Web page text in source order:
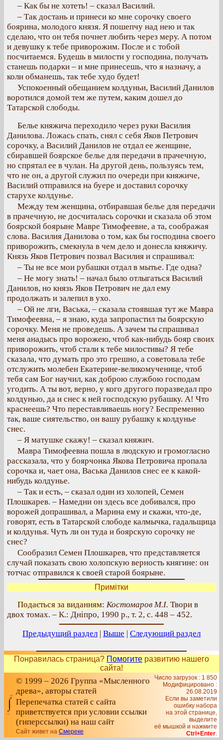
– Как бы не хотеть! – сказал Василий.
– Так достань и принеси ко мне сорочку своего
боярина, молодого князя. Я пошепчу над нею и так
сделаю, что он тебя почнет любить через меру. А потом
и девушку к тебе приворожим. После и с тобой
посчитаемся. Будешь в милости у господина, получать
станешь подарки – и мне принесешь, что я назначу, а
коли обманешь, так тебе худо будет!
Успокоенный обещанием колдуньи, Василий Данилов
воротился домой тем же путем, каким дошел до
Татарской слободы.
Белье княжича переходило через руки Василия
Данилова. Ложась спать, снял с себя Яков Петрович
сорочку, а Василий Данилов не отдал ее женщине,
сбиравшей боярское белье для передачи в прачечную,
но спрятал ее в чулан. На другой день, пользуясь тем,
что не он, а другой служил по очереди при княжиче,
Василий отправился на буере и доставил сорочку
старухе колдунье.
Между тем женщина, отбиравшая белье для передачи
в прачечную, не досчиталась сорочки и сказала об этом
боярской боярыне Мавре Тимофеевне, а та, соображая
слова. Василия Данилова о том, как бы господина своего
приворожить, смекнула в чем дело и донесла княжичу.
Князь Яков Петрович позвал Василия и спрашивал:
– Ты не все мои рубашки отдал в мытье. Где одна?
– Не могу знать! – начал было отлыгаться Василий
Данилов, но князь Яков Петрович не дал ему
продолжать и залепил в ухо.
– Ой не лги, Васька, – сказала стоявшая тут же Мавра
Тимофеевна, – я знаю, куда запропастил ты боярскую
сорочку. Меня не проведешь. А зачем ты спрашивал
меня анадысь про ворожею, чтоб как-нибудь бояр своих
приворожить, чтоб стали к тебе милостивы? Я тебе
сказала, что думать про это грешно, а советовала тебе
отслужить молебен Екатерине-великомученице, чтоб
тебя сам Бог научил, как доброю службою господам
угодить. А ты вот, верно, у кого другого поразведал про
колдунью, да и снес к ней господскую рубашку. А! Что
краснеешь? Что переставливаешь ногу? Беспременно
так, ваше сиятельство, он вашу рубашку к колдунье
снес.
– Я матушке скажу! – сказал княжич.
Мавра Тимофеевна пошла в людскую и громогласно
рассказала, что у боярчонка Якова Петровича пропала
сорочка и, чает она, Васька Данилов снес ее к какой-
нибудь колдунье.
– Так и есть, – сказал один из холопей, Семен
Плошкарев. – Намедни он здесь все добивался, про
ворожей допрашивал, а Марина ему и скажи, что-де,
говорят, есть в Татарской слободе калмычка, гадальщица
и колдунья. Чуть ли он туда и боярскую сорочку не
снес?
Сообразил Семен Плошкарев, что представляется
случай показать свою холопскую верность княгине: он
тотчас отправился к своей старой боярыне.
Примітки
Подається за виданням: Костомаров М.І. Твори в
двох томах. – К.: Дніпро, 1990 р., т. 2, с. 448 – 452.
Предыдущий раздел | Выше | Следующий раздел
Понравилась страница? Помогите развитию нашего
сайта!
© 1999 – 2026 Группа «Мысленного
древа», авторы статей
Перепечатка статей с сайта
приветствуется при условии ссылки
(гиперссылки) на наш сайт
Сайт живет на Смереке
Число загрузок : 1 850
Модифицировано :
26.08.2019
Если вы заметили
ошибку набора
на этой странице,
выделите
её мышкой и нажмите
Ctrl+Enter.